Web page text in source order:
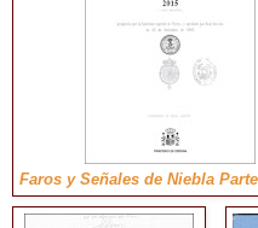
Faros y Señales de Niebla